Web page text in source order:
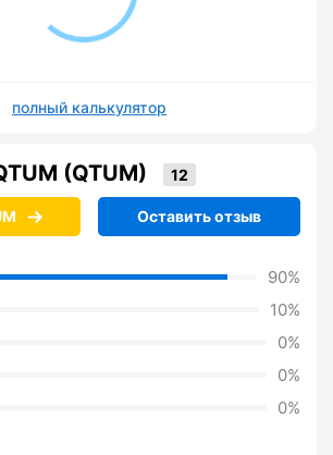
полный калькулятор
(QTUM)
Оставить отзыв
90%
10%
0%
0%
0%